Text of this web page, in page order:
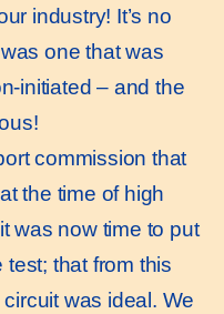
industry! It’s no
one that was
initiated – and the
commission that
the time of high
was now time to put
that from this
was ideal. We